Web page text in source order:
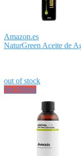
Amazon.es
NaturGreen Aceite de
out of stock
Ver Oferta